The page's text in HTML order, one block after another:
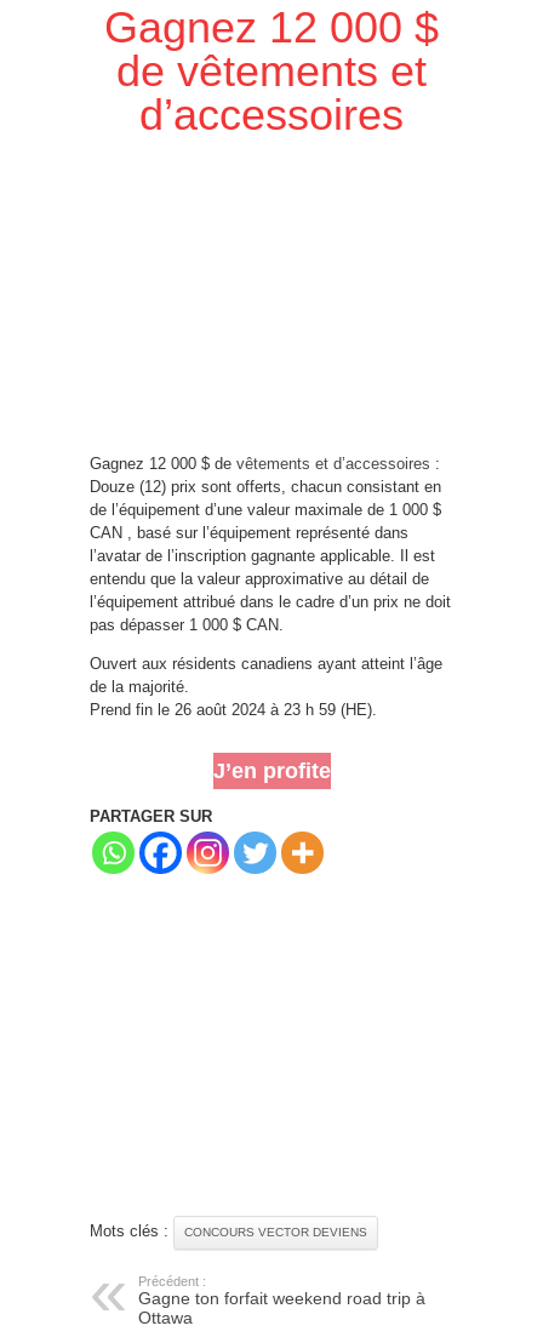
Gagnez 12 000 $
de vêtements et
d’accessoires
Gagnez 12 000 $ de vêtements et d’accessoires :
Douze (12) prix sont offerts, chacun consistant en
de l’équipement d’une valeur maximale de 1 000 $
CAN , basé sur l’équipement représenté dans
l’avatar de l’inscription gagnante applicable. Il est
entendu que la valeur approximative au détail de
l’équipement attribué dans le cadre d’un prix ne doit
pas dépasser 1 000 $ CAN.
Ouvert aux résidents canadiens ayant atteint l’âge
de la majorité.
Prend fin le 26 août 2024 à 23 h 59 (HE).
J’en profite
PARTAGER SUR
Mots clés : CONCOURS VECTOR DEVIENS
Précédent :
Gagne ton forfait weekend road trip à
Ottawa